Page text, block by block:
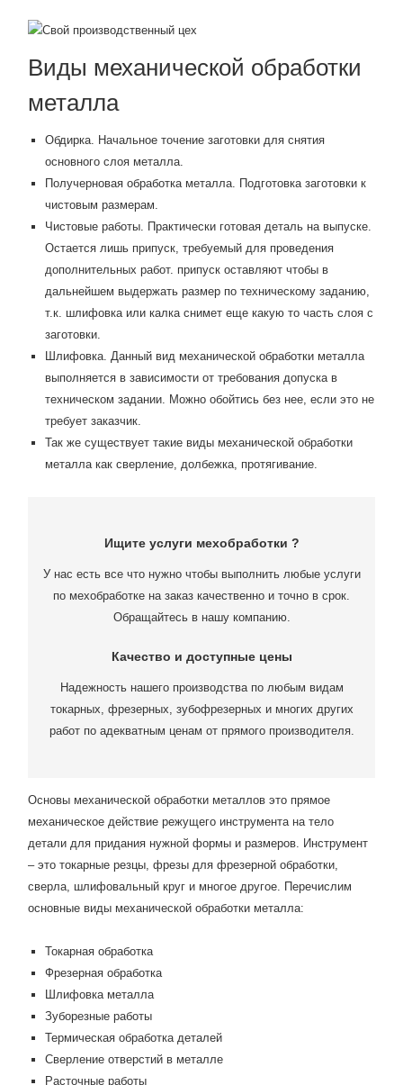
Виды механической обработки
металла
Обдирка. Начальное точение заготовки для снятия
основного слоя металла.
Получерновая обработка металла. Подготовка заготовки к
чистовым размерам.
Чистовые работы. Практически готовая деталь на выпуске.
Остается лишь припуск, требуемый для проведения
дополнительных работ. припуск оставляют чтобы в
дальнейшем выдержать размер по техническому заданию,
т.к. шлифовка или калка снимет еще какую то часть слоя с
заготовки.
Шлифовка. Данный вид механической обработки металла
выполняется в зависимости от требования допуска в
техническом задании. Можно обойтись без нее, если это не
требует заказчик.
Так же существует такие виды механической обработки
металла как сверление, долбежка, протягивание.
Ищите услуги мехобработки ?
У нас есть все что нужно чтобы выполнить любые услуги
по мехобработке на заказ качественно и точно в срок.
Обращайтесь в нашу компанию.
Качество и доступные цены
Надежность нашего производства по любым видам
токарных, фрезерных, зубофрезерных и многих других
работ по адекватным ценам от прямого производителя.
Основы механической обработки металлов это прямое
механическое действие режущего инструмента на тело
детали для придания нужной формы и размеров. Инструмент
– это токарные резцы, фрезы для фрезерной обработки,
сверла, шлифовальный круг и многое другое. Перечислим
основные виды механической обработки металла:
Токарная обработка
Фрезерная обработка
Шлифовка металла
Зуборезные работы
Термическая обработка деталей
Сверление отверстий в металле
Расточные работы